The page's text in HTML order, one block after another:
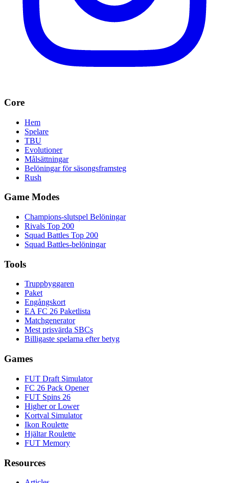
Core
Hem
Spelare
TBU
Evolutioner
Målsättningar
Belöningar för säsongsframsteg
Rush
Game Modes
Champions-slutspel Belöningar
Rivals Top 200
Squad Battles Top 200
Squad Battles-belöningar
Tools
Truppbyggaren
Paket
Engångskort
EA FC 26 Paketlista
Matchgenerator
Mest prisvärda SBCs
Billigaste spelarna efter betyg
Games
FUT Draft Simulator
FC 26 Pack Opener
FUT Spins 26
Higher or Lower
Kortval Simulator
Ikon Roulette
Hjältar Roulette
FUT Memory
Resources